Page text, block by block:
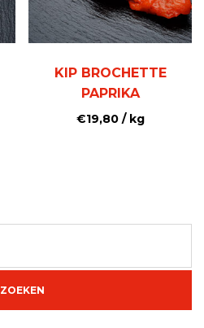
KIP BROCHETTE
PAPRIKA
€19,80/ kg
ZOEKEN